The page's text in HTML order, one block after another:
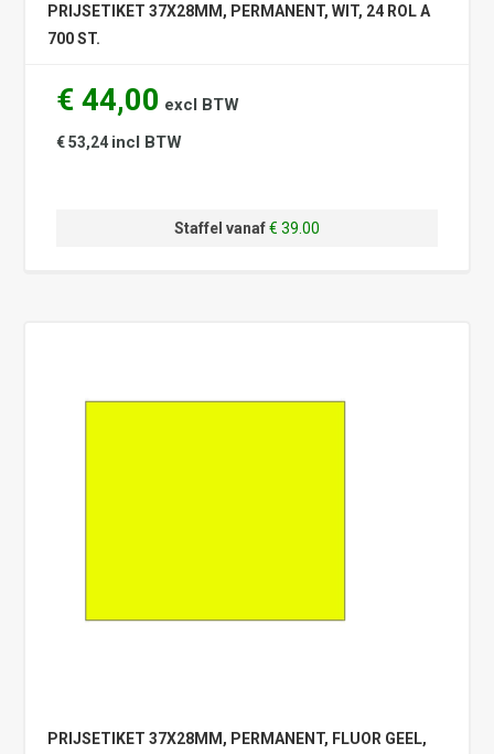
PRIJSETIKET 37X28MM, PERMANENT, WIT, 24 ROL A
700 ST.
€ 44,00 excl BTW
€ 53,24 incl BTW
Staffel vanaf€ 39.00
PRIJSETIKET 37X28MM, PERMANENT, FLUOR GEEL,